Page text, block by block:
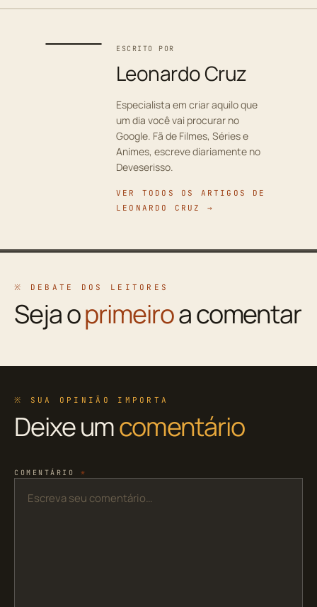
ESCRITO POR
Leonardo Cruz
Especialista em criar aquilo que
um dia você vai procurar no
Google. Fã de Filmes, Séries e
Animes, escreve diariamente no
Deveserisso.
VER TODOS OS ARTIGOS DE
LEONARDO CRUZ →
※ DEBATE DOS LEITORES
Seja oprimeiroa comentar
※ SUA OPINIÃO IMPORTA
Deixe umcomentário
COMENTÁRIO *